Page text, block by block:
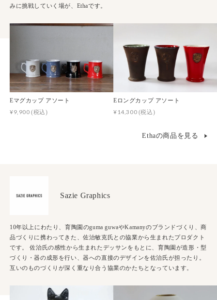
みに挑戦していく場が、Ethaです。
Eマグカップ アソート
¥9,900(税込)
Eロングカップ アソート
¥14,300 (税込)
Ethaの商品を見る
Sazie Graphics
10年以上にわたり、育陶園のguma guwaやKamanyのブランドづくり、商
品づくりに携わってきた、佐治敏克氏との協業から生まれたプロダクト
です。 佐治氏の感性から生まれたデッサンをもとに、育陶園が造形・型
づくり・器の成形を行い、器への直接のデザインを佐治氏が担ったり。
互いのものづくりが深く重なり合う協業のかたちとなっています。